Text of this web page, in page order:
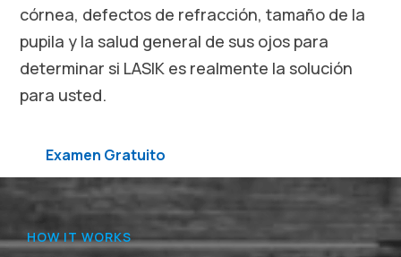
córnea, defectos de refracción, tamaño de la
pupila y la salud general de sus ojos para
determinar si LASIK es realmente la solución
para usted.
Examen Gratuito
HOW IT WORKS